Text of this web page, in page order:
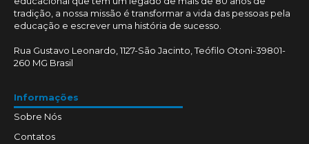
tradição, a nossa missão é transformar a vida das pessoas pela
educação e escrever uma história de sucesso.
Rua Gustavo Leonardo, 1127-São Jacinto, Teófilo Otoni-39801-
260 MG Brasil
Informações
Sobre Nós
Contatos